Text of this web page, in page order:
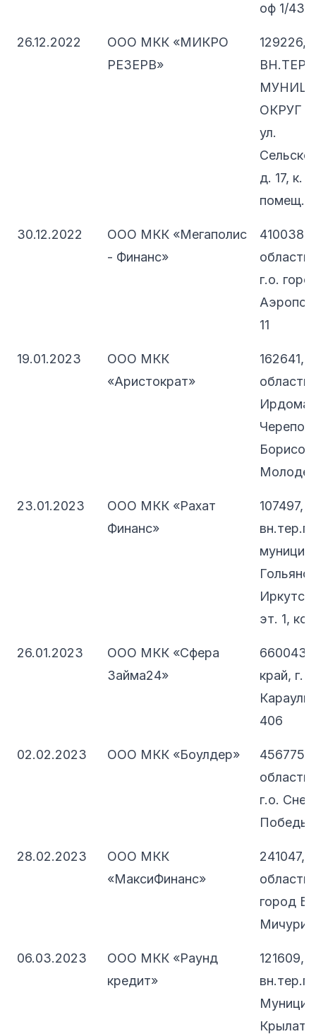
оф 1/43А
26.12.2022
ООО МКК «МИКРО
РЕЗЕРВ»
129226,
ОКРУГ
ул.
д. 17, к.
помещ.
30.12.2022
ООО МКК «Мегаполис
- Финанс»
410038,
г.о.
11
19.01.2023
ООО МКК
«Аристократ»
162641,
область,
23.01.2023
ООО МКК «Рахат
Финанс»
107497,
вн.тер.г.
эт. 1,
26.01.2023
ООО МКК «Сфера
Займа24»
660043,
край, г.
406
02.02.2023 ООО МКК «Боулдер»
456775,
г.о.
Победы,
28.02.2023
ООО МКК
«МаксиФинанс»
241047,
город
06.03.2023
ООО МКК «Раунд
кредит»
121609,
вн.тер.г.